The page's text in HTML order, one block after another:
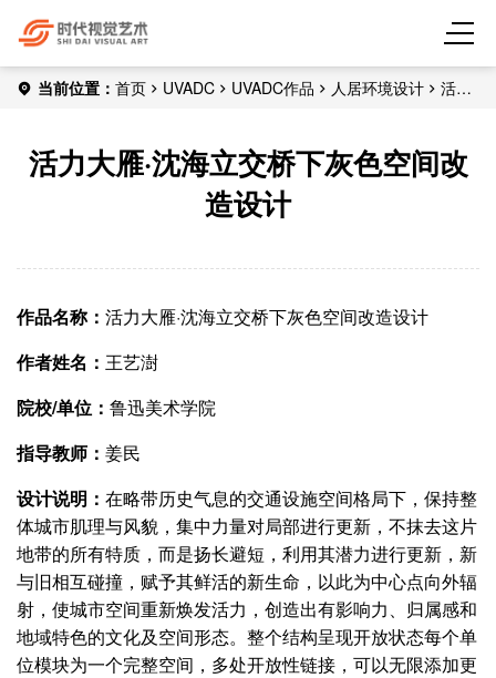
当前位置： 首页 UVADC UVADC作品 人居环境设计
活力
活力大雁·沈海立交桥下灰色空间改
造设计
作品名称： 活力大雁·沈海立交桥下灰色空间改造设计
作者姓名： 王艺澍
院校/单位： 鲁迅美术学院
指导教师： 姜民
设计说明： 在略带历史气息的交通设施空间格局下，保持整
体城市肌理与风貌，集中力量对局部进行更新，不抹去这片
地带的所有特质，而是扬长避短，利用其潜力进行更新，新
与旧相互碰撞，赋予其鲜活的新生命，以此为中心点向外辐
射，使城市空间重新焕发活力，创造出有影响力、归属感和
地域特色的文化及空间形态。整个结构呈现开放状态每个单
位模块为一个完整空间，多处开放性链接，可以无限添加更